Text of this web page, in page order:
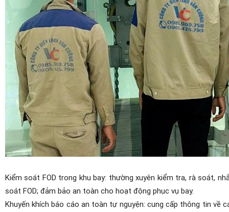
Kiểm soát FOD trong khu bay: thường xuyên kiểm tra, rà soát,
soát FOD; đảm bảo an toàn cho hoạt động phục vụ bay.
Khuyến khích báo cáo an toàn tự nguyện: cung cấp thông tin về